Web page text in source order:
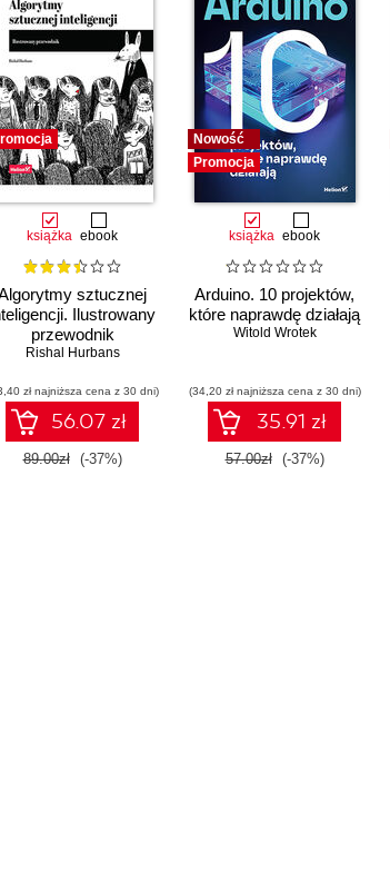
książka ebook
sztucznej
Ilustrowany
przewodnik
Rishal Hurbans
zł najniższa cena z 30 dni)
56.07 zł
89.00zł (-37%)
Nowość
Promocja
książka ebook
Arduino. 10 projektów,
które naprawdę działają
Witold Wrotek
(34,20 zł najniższa cena z 30 dni)
35.91 zł
57.00zł (-37%)